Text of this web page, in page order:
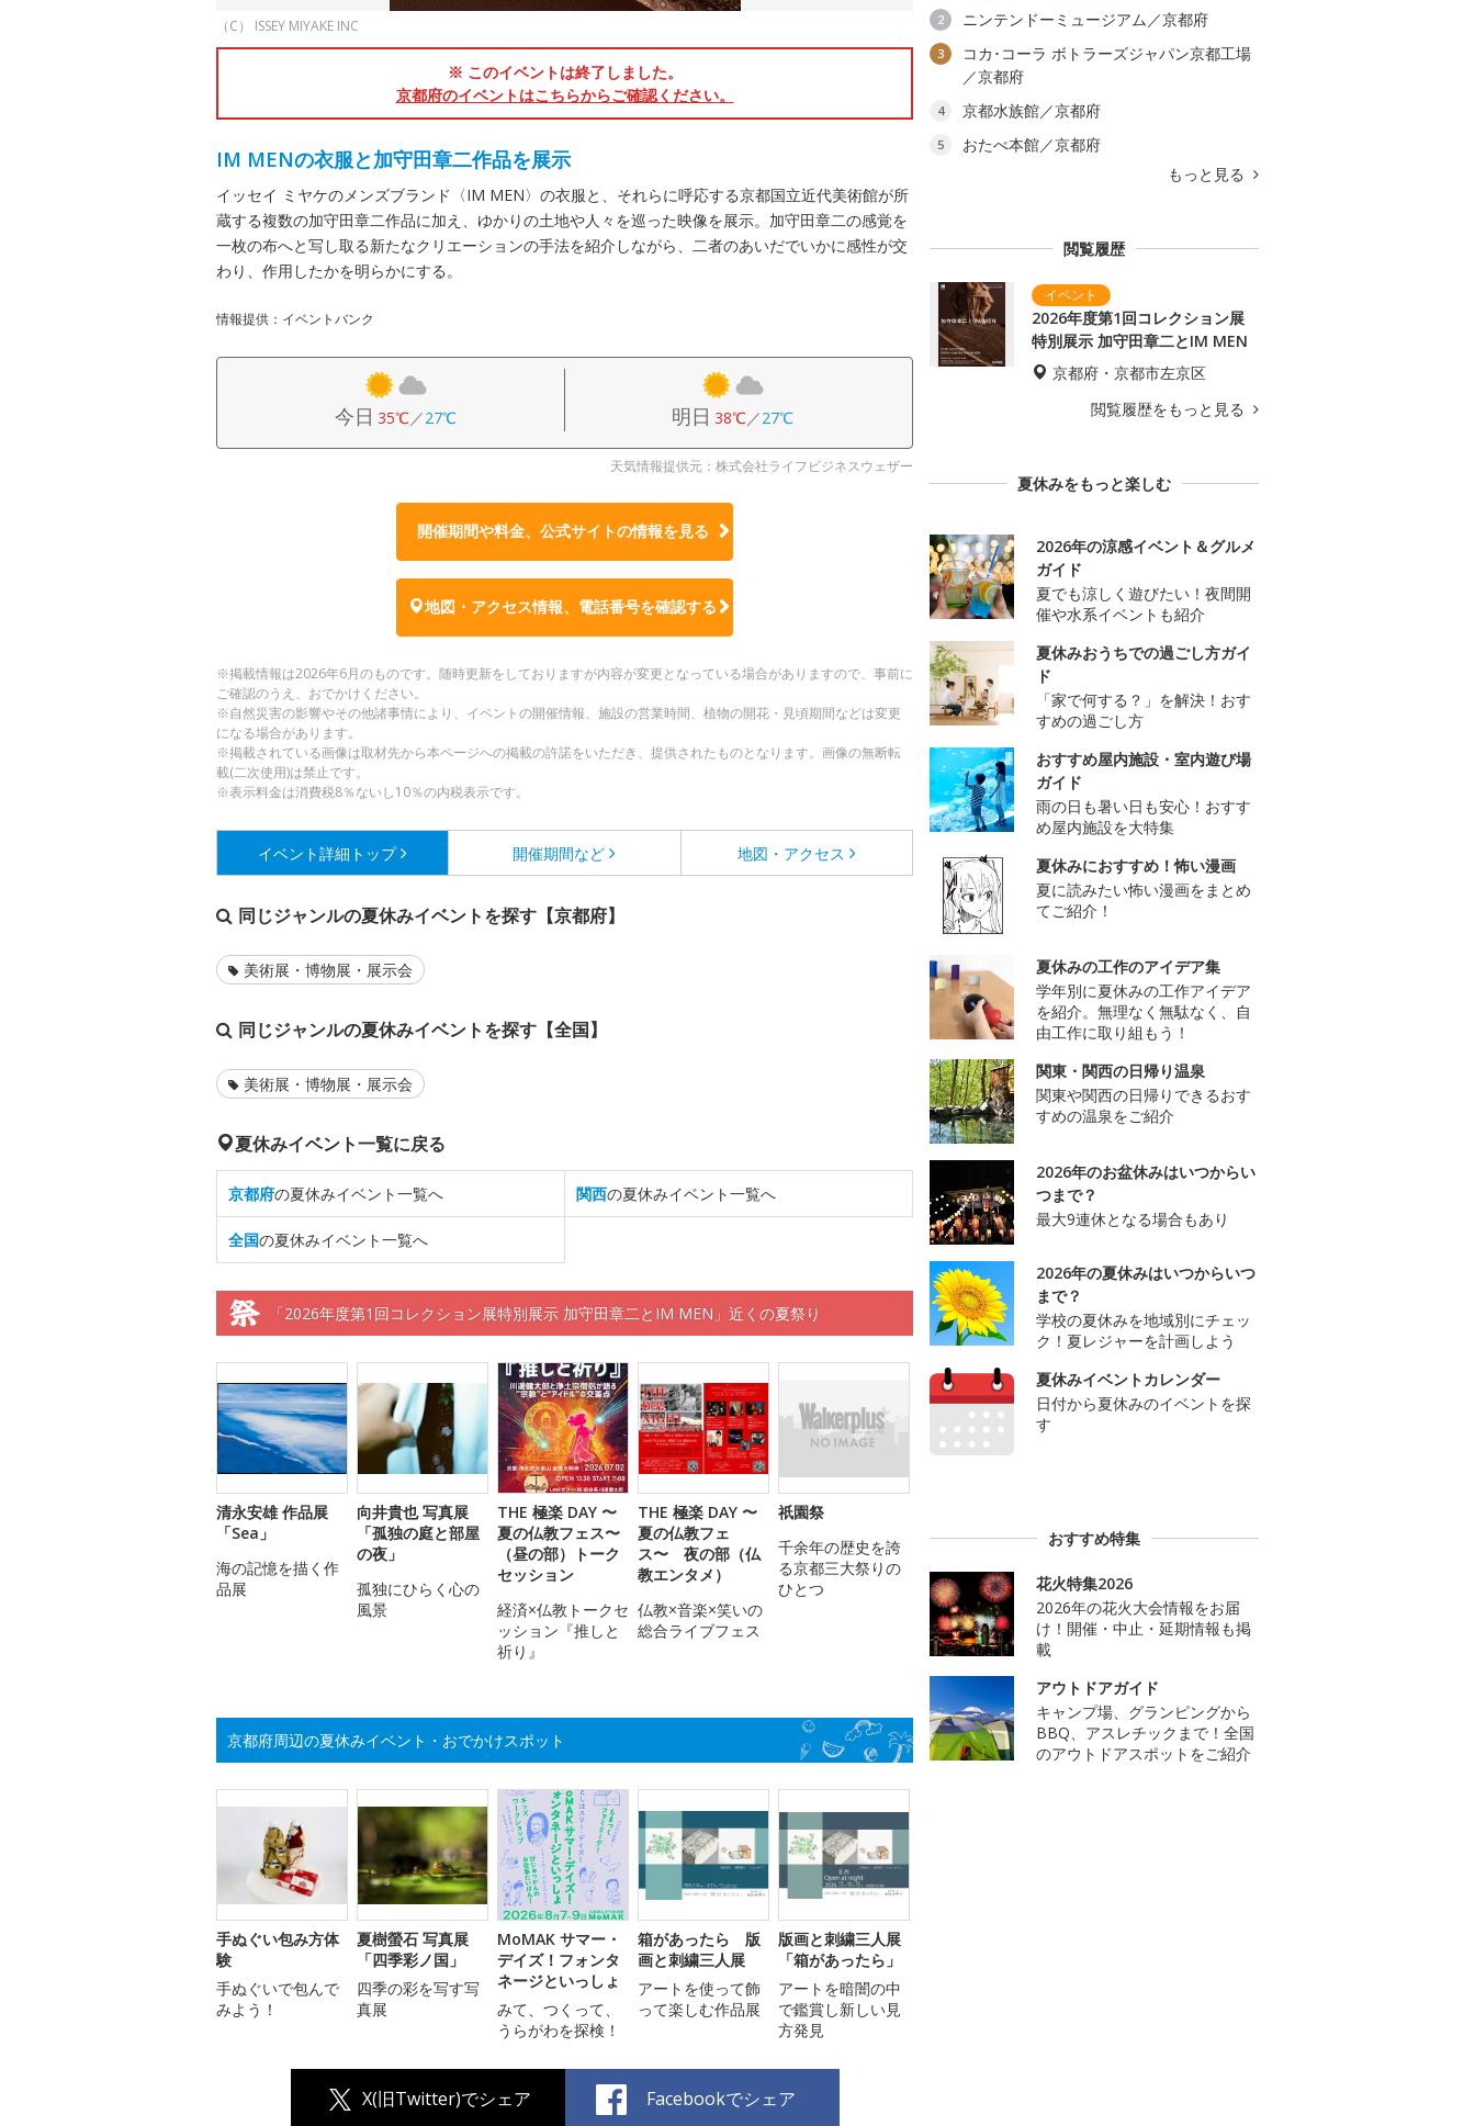
（C） ISSEY MIYAKE INC
※ このイベントは終了しました。
京都府のイベントはこちらからご確認ください。
IM MENの衣服と加守田章二作品を展示
イッセイ ミヤケのメンズブランド〈IM MEN〉の衣服と、それらに呼応する京都国立近代美術館が所
蔵する複数の加守田章二作品に加え、ゆかりの土地や人々を巡った映像を展示。加守田章二の感覚を
一枚の布へと写し取る新たなクリエーションの手法を紹介しながら、二者のあいだでいかに感性が交
わり、作用したかを明らかにする。
情報提供：イベントバンク
今日 35℃／27℃ 明日 38℃／27℃
天気情報提供元：株式会社ライフビジネスウェザー
開催期間や料金、公式サイトの情報を見る
地図・アクセス情報、電話番号を確認する
※掲載情報は2026年6月のものです。随時更新をしておりますが内容が変更となっている場合がありますので、事前に
ご確認のうえ、おでかけください。
※自然災害の影響やその他諸事情により、イベントの開催情報、施設の営業時間、植物の開花・見頃期間などは変更
になる場合があります。
※掲載されている画像は取材先から本ページへの掲載の許諾をいただき、提供されたものとなります。画像の無断転
載(二次使用)は禁止です。
※表示料金は消費税8％ないし10％の内税表示です。
イベント詳細 トップ 開催期間など 地図・アクセス
同じジャンルの夏休みイベントを探す【京都府】
美術展・博物展・展示会
同じジャンルの夏休みイベントを探す【全国】
美術展・博物展・展示会
夏休みイベント一覧に戻る
京都府の夏休みイベント一覧へ 関西の夏休みイベント一覧へ
全国の夏休みイベント一覧へ
「2026年度第1回コレクション展特別展示 加守田章二とIM MEN」近くの夏祭り
清永安雄 作品展
「Sea」
海の記憶を描く作
品展
向井貴也 写真展
「孤独の庭と部屋
の夜」
孤独にひらく心の
風景
THE 極楽 DAY 〜
夏の仏教フェス〜
（昼の部）トーク
セッション
経済×仏教トークセ
ッション『推しと
祈り』
THE 極楽 DAY 〜
夏の仏教フェ
ス〜 夜の部（仏
教エンタメ）
仏教×音楽×笑いの
総合ライブフェス
祇園祭
千余年の歴史を誇
る京都三大祭りの
ひとつ
京都府周辺の夏休みイベント・おでかけスポット
手ぬぐい包み方体
験
手ぬぐいで包んで
みよう！
夏樹螢石 写真展
「四季彩ノ国」
四季の彩を写す写
真展
MoMAK サマー・
デイズ！フォンタ
ネージといっしょ
みて、つくって、
うらがわを探検！
箱があったら 版
画と刺繍三人展
アートを使って飾
って楽しむ作品展
版画と刺繍三人展
「箱があったら」
アートを暗闇の中
で鑑賞し新しい見
方発見
X(旧Twitter)でシェア Facebookでシェア
2 ニンテンドーミュージアム／京都府
3
コカ･コーラ ボトラーズジャパン京都工場
／京都府
4 京都水族館／京都府
5
おたべ本館／京都府
もっと見る
閲覧履歴
2026年度第1回コレクション展
特別展示 加守田章二とIM MEN
京都府・京都市左京区
閲覧履歴をもっと見る
夏休みをもっと楽しむ
2026年の涼感イベント＆グルメ
ガイド
夏でも涼しく遊びたい！夜間開
催や水系イベントも紹介
夏休みおうちでの過ごし方ガイ
ド
「家で何する？」を解決！おす
すめの過ごし方
おすすめ屋内施設・室内遊び場
ガイド
雨の日も暑い日も安心！おすす
め屋内施設を大特集
夏休みにおすすめ！怖い漫画
夏に読みたい怖い漫画をまとめ
てご紹介！
夏休みの工作のアイデア集
学年別に夏休みの工作アイデア
を紹介。無理なく無駄なく、自
由工作に取り組もう！
関東・関西の日帰り温泉
関東や関西の日帰りできるおす
すめの温泉をご紹介
2026年のお盆休みはいつからい
つまで？
最大9連休となる場合もあり
2026年の夏休みはいつからいつ
まで？
学校の夏休みを地域別にチェッ
ク！夏レジャーを計画しよう
夏休みイベントカレンダー
日付から夏休みのイベントを探
す
おすすめ特集
花火特集2026
2026年の花火大会情報をお届
け！開催・中止・延期情報も掲
載
アウトドアガイド
キャンプ場、グランピングから
BBQ、アスレチックまで！全国
のアウトドアスポットをご紹介